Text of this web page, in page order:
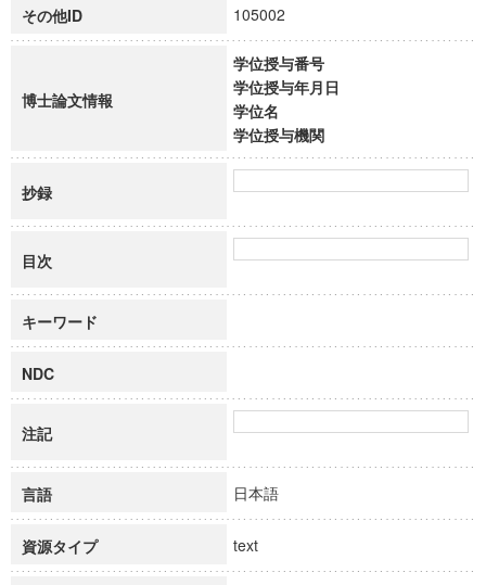
その他ID 105002
博士論文情報
学位授与番号
学位授与年月日
学位名
学位授与機関
抄録
目次
キーワード
NDC
注記
言語 日本語
資源タイプ text